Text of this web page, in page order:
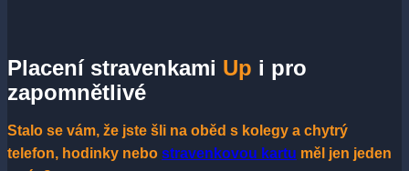
Placení stravenkami Up i pro
zapomnětlivé
Stalo se vám, že jste šli na oběd s kolegy a chytrý
telefon, hodinky nebo stravenkovou kartu měl jen jeden